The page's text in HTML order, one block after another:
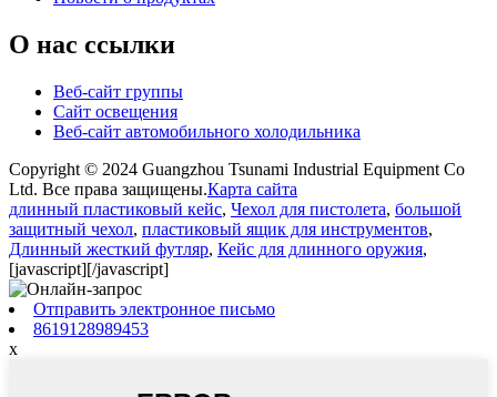
О нас ссылки
Веб-сайт группы
Сайт освещения
Веб-сайт автомобильного холодильника
Copyright © 2024 Guangzhou Tsunami Industrial Equipment Co
Ltd. Все права защищены.Карта сайта
длинный пластиковый кейс, Чехол для пистолета, большой
защитный чехол, пластиковый ящик для инструментов,
Длинный жесткий футляр, Кейс для длинного оружия,
[javascript][/javascript]
Отправить электронное письмо
8619128989453
x